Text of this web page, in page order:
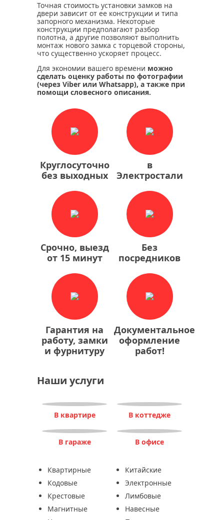
Точная стоимость установки замков на
двери зависит от ее конструкции и типа
запорного механизма. Некоторые
конструкции предполагают разбор
полотна, а другие позволяют выполнить
монтаж нового замка с торцевой стороны,
что существенно ускоряет процесс.
Для экономии вашего времени можно
сделать оценку работы по фотографии
(через Viber или Whatsapp), а также при
помощи словесного описания.
Круглосуточно
без выходных
в
Электростали
Срочно, выезд
от 15 минут
Без
посредников
Гарантия на
работу, замки
и фурнитуру
Документальное
оформление
работ!
Наши услуги
В квартире В коттедже
В гараже В офисе
Квартирные
Китайские
Кодовые
Электронные
Крестовые
Лимбовые
Магнитные
Навесные